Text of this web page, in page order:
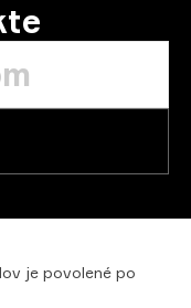
je povolené po